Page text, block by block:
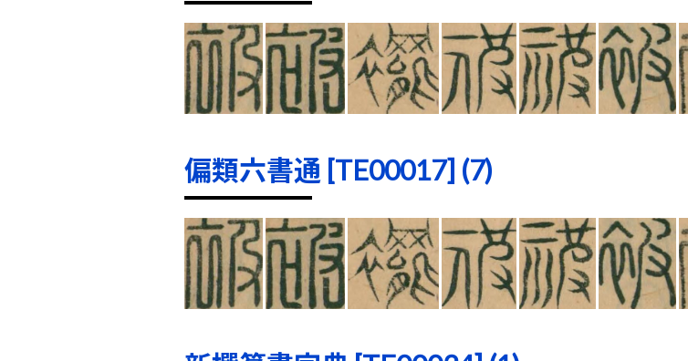
偏類六書通 [TE00017] (7)